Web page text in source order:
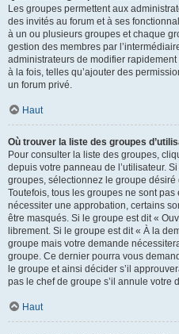
Les groupes permettent aux
des invités au forum et à ses
à un ou plusieurs groupes et chaque
gestion des membres par
administrateurs de modifier
à la fois, telles qu’ajouter des
un forum privé.
Haut
Où trouver la liste des groupes
Pour consulter la liste des groupes,
depuis votre panneau de l’utilisateur.
groupes, sélectionnez le groupe
Toutefois, tous les groupes ne sont
nécessiter une approbation, certains
être masqués. Si le groupe est dit «
librement. Si le groupe est dit « À la
groupe mais votre demande
groupe. Ce dernier pourra vous
le groupe et ainsi décider s’il
pas le chef de groupe s’il annule votre
Haut